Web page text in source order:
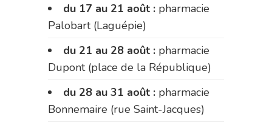
du 17 au 21 août : pharmacie
Palobart (Laguépie)
du 21 au 28 août : pharmacie
Dupont (place de la République)
du 28 au 31 août : pharmacie
Bonnemaire (rue Saint-Jacques)